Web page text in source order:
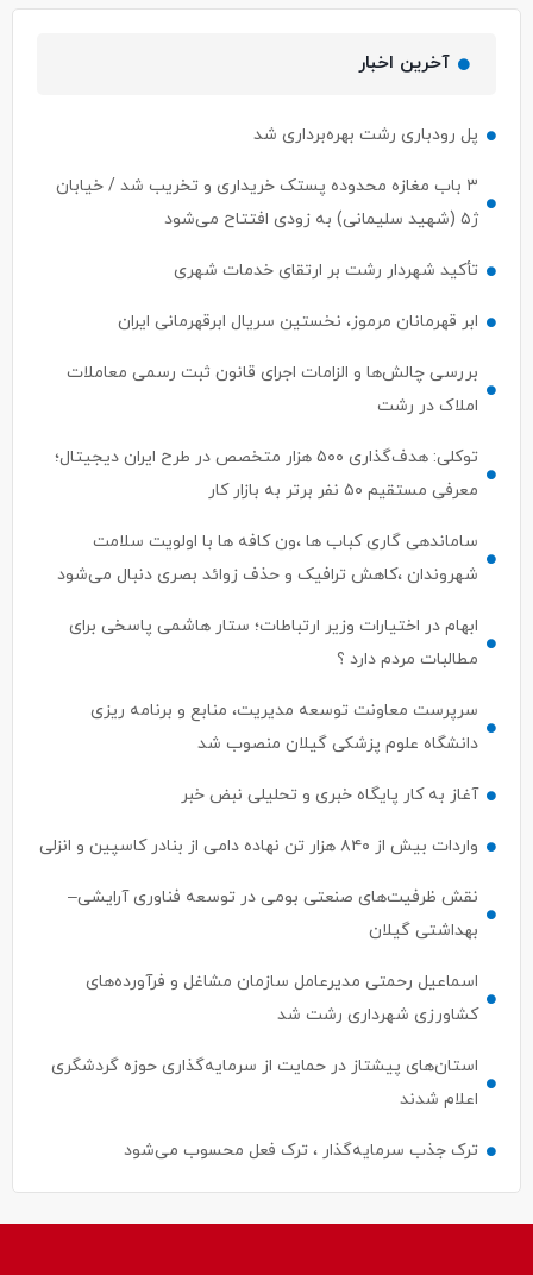
آخرین اخبار
پل رودباری رشت بهره‌برداری شد
۳ باب مغازه محدوده پستک خریداری و تخریب شد / خیابان
ژ۵ (شهید سلیمانی) به زودی افتتاح می‌شود
تأکید شهردار رشت بر ارتقای خدمات شهری
ابر قهرمانان مرموز، نخستین سریال ابرقهرمانی ایران
بررسی چالش‌ها و الزامات اجرای قانون ثبت رسمی معاملات
املاک در رشت
توکلی: هدف‌گذاری ۵۰۰ هزار متخصص در طرح ایران دیجیتال؛
معرفی مستقیم ۵۰ نفر برتر به بازار کار
ساماندهی گاری کباب ها ،ون کافه ها با اولویت سلامت
شهروندان ،کاهش ترافیک و حذف زوائد بصری دنبال می‌شود
ابهام در اختیارات وزیر ارتباطات؛ ستار هاشمی پاسخی برای
مطالبات مردم دارد ؟
سرپرست معاونت توسعه مدیریت، منابع و برنامه ریزی
دانشگاه علوم پزشکی گیلان منصوب شد
آغاز به کار پایگاه خبری و تحلیلی نبض خبر
واردات بیش از ۸۴۰ هزار تن نهاده دامی از بنادر كاسپین و انزلی
نقش ظرفیت‌های صنعتی بومی در توسعه فناوری آرایشی–
بهداشتی گیلان
اسماعیل رحمتی مدیرعامل سازمان مشاغل و فرآورده‌های
کشاورزی شهرداری رشت شد
استان‌های پیشتاز در حمایت از سرمایه‌گذاری حوزه گردشگری
اعلام شدند
ترک جذب سرمایه‌گذار ، ترک فعل محسوب می‌شود